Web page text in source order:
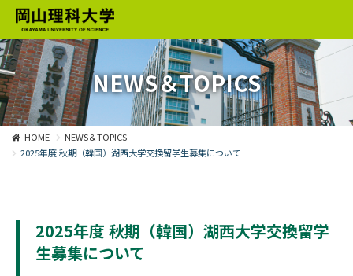
NEWS＆TOPICS
HOME
NEWS＆TOPICS
2025年度 秋期（韓国）湖西大学交換留学生募集について
2025年度 秋期（韓国）湖西大学交換留学
生募集について